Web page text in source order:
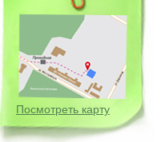
Посмотреть карту